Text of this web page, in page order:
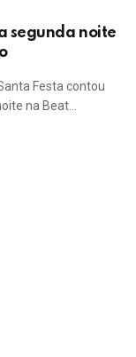
segunda noite
Festa contou
na Beat…